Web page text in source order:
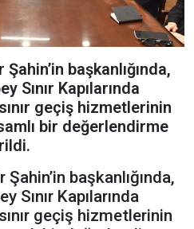
başkanlığında,
Sınır Kapılarında
geçiş hizmetlerinin
bir değerlendirme
başkanlığında,
Sınır Kapılarında
geçiş hizmetlerinin